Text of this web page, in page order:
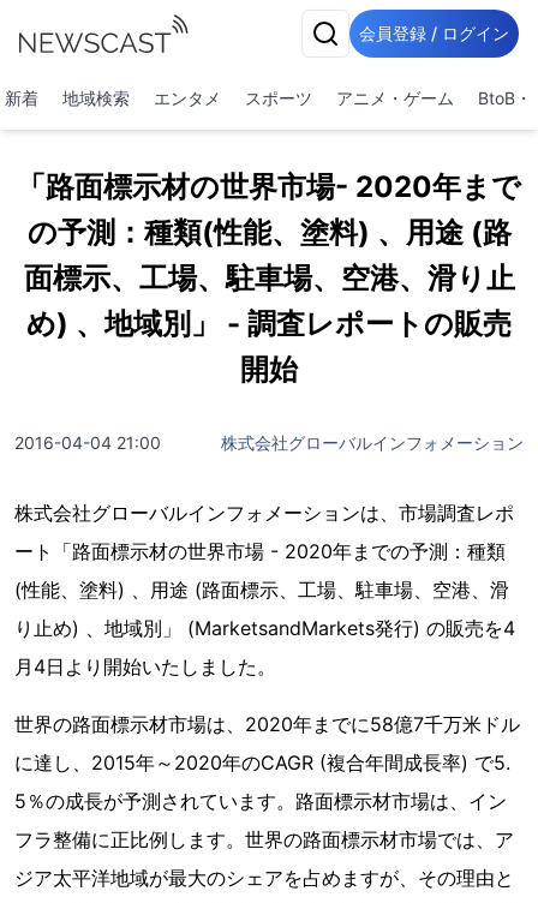
会員登録 / ログイン
新着 地域検索 エンタメ スポーツ アニメ・ゲーム BtoB・
「路面標示材の世界市場- 2020年まで
の予測：種類(性能、塗料) 、用途 (路
面標示、工場、駐車場、空港、滑り止
め) 、地域別」 - 調査レポートの販売
開始
2016-04-04 21:00 株式会社グローバルインフォメーション
株式会社グローバルインフォメーションは、市場調査レポ
ート「路面標示材の世界市場 - 2020年までの予測：種類
(性能、塗料) 、用途 (路面標示、工場、駐車場、空港、滑
り止め) 、地域別」 (MarketsandMarkets発行) の販売を4
月4日より開始いたしました。
世界の路面標示材市場は、2020年までに58億7千万米ドル
に達し、2015年～2020年のCAGR (複合年間成長率) で5.
5％の成長が予測されています。路面標示材市場は、イン
フラ整備に正比例します。世界の路面標示材市場では、ア
ジア太平洋地域が最大のシェアを占めますが、その理由と